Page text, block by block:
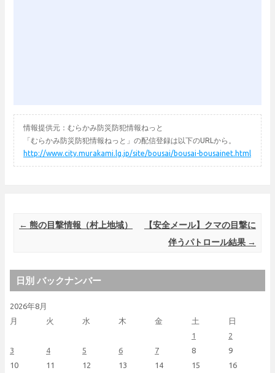
情報提供元：むらかみ防災防犯情報ねっと
「むらかみ防災防犯情報ねっと」の配信登録は以下のURLから。
http://www.city.murakami.lg.jp/site/bousai/bousai-bousainet.html
Post navigation
← 熊の目撃情報（村上地域）
【安全メール】クマの目撃に
伴うパトロール結果 →
日別 バックナンバー
2026年8月
月
火 水 木 金 土 日
1
2
3
4 5 6 7 8
9
10
11 12 13 14 15
16